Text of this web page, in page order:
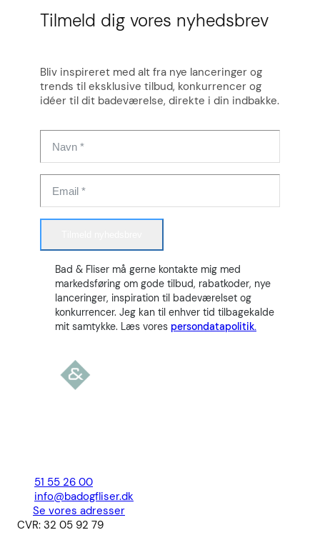
Tilmeld dig vores nyhedsbrev
Bliv inspireret med alt fra nye lanceringer og
trends til eksklusive tilbud, konkurrencer og
idéer til dit badeværelse, direkte i din indbakke.
Bad & Fliser må gerne kontakte mig med
markedsføring om gode tilbud, rabatkoder, nye
lanceringer, inspiration til badeværelset og
konkurrencer. Jeg kan til enhver tid tilbagekalde
mit samtykke. Læs vores persondatapolitik.
51 55 26 00
info@badogfliser.dk
Se vores adresser
CVR: 32 05 92 79